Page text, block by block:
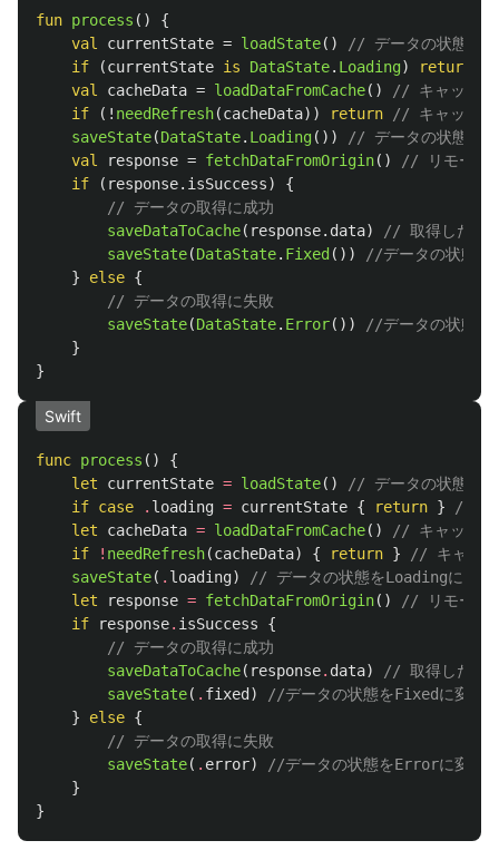
fun process ()
{
val
currentState = loadState()
// データの状態を
if
(currentState is DataState. Loading) return
val
cacheData = loadDataFromCache()
// キャッシュ
if
(! needRefresh(cacheData)) return
// キャッシュ
saveState(DataState. Loading())
// データの状態を
val
response = fetchDataFromOrigin()
// リモート
if
( response. isSuccess)
{
// データの取得に成功
saveDataToCache( response. data)
// 取得したデ
saveState(DataState. Fixed ())
//データの状態を
}
else {
// データの取得に失敗
saveState(DataState. Error())
//データの状態を
}
}
Swift
func process ()
{
let
currentState = loadState()
// データの状態を
if case . loading = currentState { return }
// 状
let
cacheData = loadDataFromCache()
// キャッシュ
if
! needRefresh(cacheData) { return }
// キャッシ
saveState( . loading)
// データの状態をLoadingに変え
let
response = fetchDataFromOrigin()
// リモート
if
response. isSuccess
{
// データの取得に成功
saveDataToCache( response. data)
// 取得したデ
saveState( . fixed )
//データの状態をFixedに変え
}
else {
// データの取得に失敗
saveState( . error)
//データの状態をErrorに変え
}
}